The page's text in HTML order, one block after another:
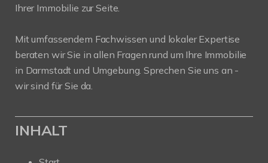
Ihrer Immobilie zur Seite.
Mit umfassendem Fachwissen und lokaler Expertise
beraten wir Sie in allen Fragen rund um Ihre Immobilie
in Darmstadt und Umgebung. Sprechen Sie uns an -
wir sind für Sie da.
INHALT